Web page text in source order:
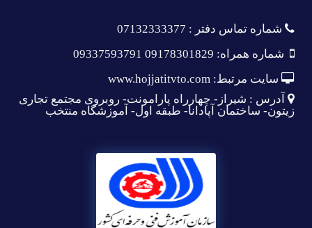
شماره تماس دفتر : 07132333377
شماره همراه: 09178301829 09337593791
سایت مرتبط: www.hojjatitvto.com
آدرس : شیراز- چهارراه پارامونت- روبروی مجتمع تجاری
زیتون- ساختمان آپادانا- طبقه اول- آموزشگاه منتخب